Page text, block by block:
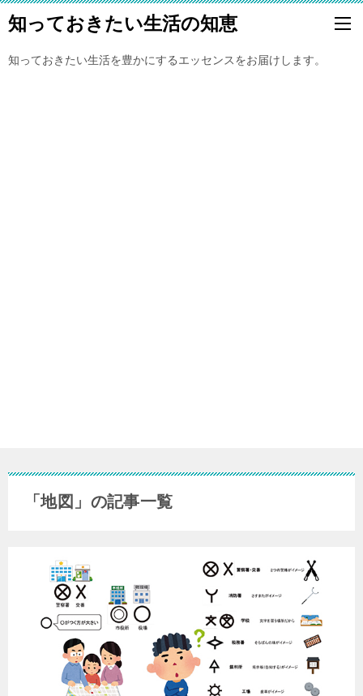
知っておきたい生活の知恵
知っておきたい生活を豊かにするエッセンスをお届けします。
「地図」の記事一覧